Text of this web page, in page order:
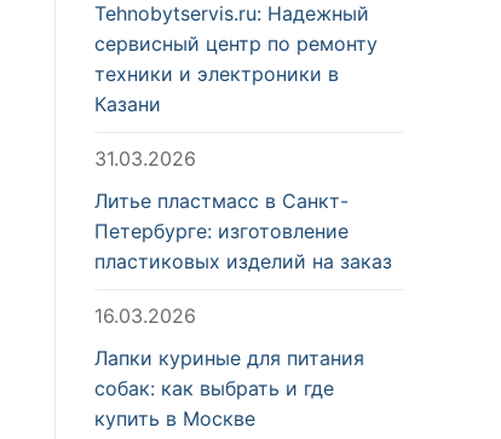
Tehnobytservis.ru: Надежный
сервисный центр по ремонту
техники и электроники в
Казани
31.03.2026
Литье пластмасс в Санкт-
Петербурге: изготовление
пластиковых изделий на заказ
16.03.2026
Лапки куриные для питания
собак: как выбрать и где
купить в Москве